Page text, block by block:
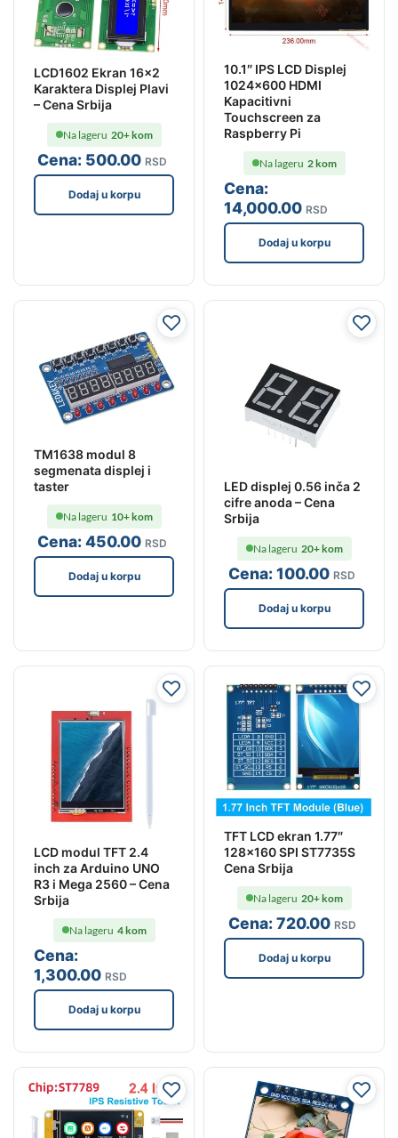
LCD1602 Ekran 16×2
Karaktera Displej Plavi
– Cena Srbija
Cena: 500.00 RSD
Na lageru 20+ kom
Dodaj u korpu
10.1″ IPS LCD Displej
1024×600 HDMI
Kapacitivni
Touchscreen za
Raspberry Pi
Cena:
14,000.00 RSD
Na lageru 2 kom
Dodaj u korpu
TM1638 modul 8
segmenata displej i
taster
Cena:450.00 RSD
Na lageru 10+ kom
Dodaj u korpu
LED displej 0.56 inča 2
cifre anoda – Cena
Srbija
Cena:100.00 RSD
Na lageru 20+ kom
Dodaj u korpu
LCD modul TFT 2.4
inch za Arduino UNO
R3 i Mega 2560 – Cena
Srbija
Cena:
1,300.00 RSD
Na lageru 4 kom
Dodaj u korpu
TFT LCD ekran 1.77″
128×160 SPI ST7735S
Cena Srbija
Cena:720.00 RSD
Na lageru 20+ kom
Dodaj u korpu